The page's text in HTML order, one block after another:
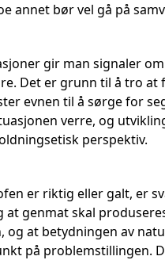
annet bør vel gå på
gir man signaler
Det er grunn til å tro at
evnen til å sørge for
verre, og
perspektiv.
er riktig eller galt, er
genmat skal
og at betydningen av
på problemstillingen.